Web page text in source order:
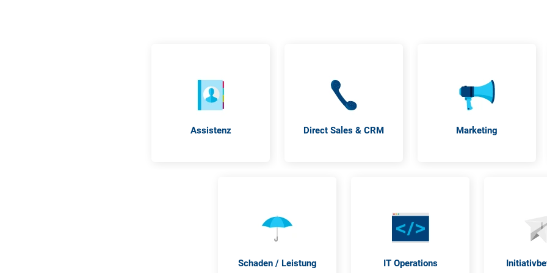
Assistenz Direct Sales & CRM Marketing
Schaden / Leistung IT Operations